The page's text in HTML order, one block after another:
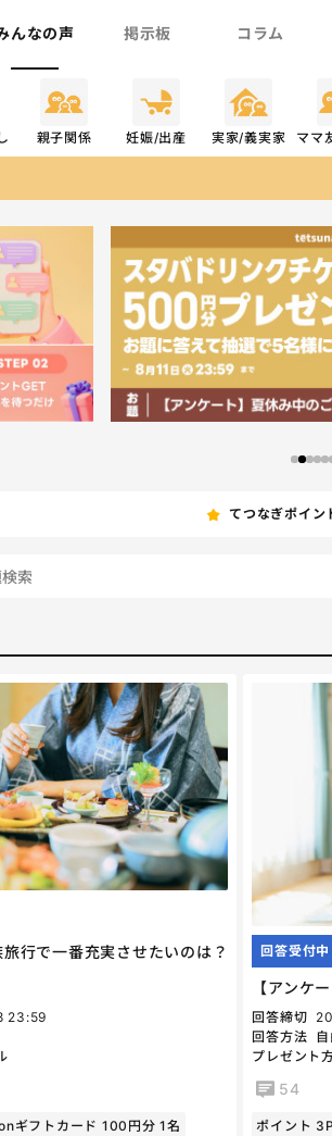
んなの声 掲示板 コラム
親子関係 妊娠/出産 実家/義実家 ママ
てつなぎポイン
旅行で一番充実させたいのは？
23:59
ギフトカード 100円分 1名
【アンケ
回答受付中
回答締切
回答方法
プレゼント
54
ポイント 3P